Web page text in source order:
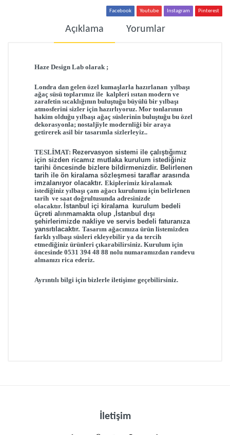
Facebook Youtube Instagram Pinterest
Açıklama Yorumlar
Haze Design Lab olarak ;
Londra dan gelen özel kumaşlarla hazırlanan yılbaşı
ağaç süsü toplarımız ile kalpleri ısıtan modern ve
zarafetin sıcaklığının buluştuğu büyülü bir yılbaşı
atmosferini sizler için hazırlıyoruz. Mor tonlarının
hakim olduğu yılbaşı ağaç süslerinin buluştuğu bu özel
dekorasyonla; nostaljiyle modernliği bir araya
getirerek asil bir tasarımla sizlerleyiz..
TESLİMAT: Rezervasyon sistemi ile çalıştığımız
için sizden ricamız mutlaka kurulum istediğiniz
tarihi öncesinde bizlere bildirmenizdir. Belirlenen
tarih ile ön kiralama sözleşmesi taraflar arasında
imzalanıyor olacaktır. Ekiplerimiz kiralamak
istediğiniz yılbaşı çam ağacı kurulumu için belirlenen
tarih ve saat doğrultusunda adresinizde
olacaktır. İstanbul içi kiralama kurulum bedeli
üçreti alınmamakta olup ,İstanbul dışı
şehirlerimizde nakliye ve servis bedeli faturanıza
yansıtılacaktır. Tasarım ağacımıza ürün listemizden
farklı yılbaşı süsleri ekleyebilir ya da tercih
etmediğiniz ürünleri çıkarabilirsiniz. Kurulum için
öncesinde 0531 394 48 88 nolu numaramızdan randevu
almanızı rica ederiz.
Ayrıntılı bilgi için bizlerle iletişime geçebilirsiniz.
İletişim